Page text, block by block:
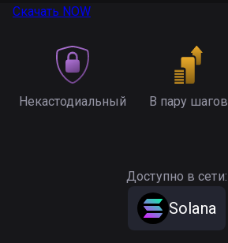
Скачать NOW
Некастодиальный В пару шагов
Доступно в сети:
Solana